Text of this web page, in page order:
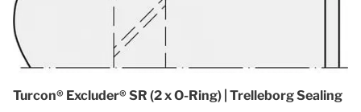
Turcon® Excluder® SR (2 x O-Ring) | Trelleborg Sealing